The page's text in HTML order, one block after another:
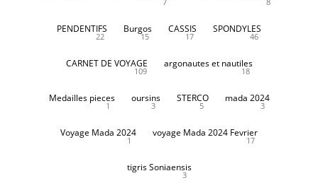
PENDENTIFS
22
Burgos
15
CASSIS
17
SPONDYLES
46
CARNET DE VOYAGE
109
argonautes et nautiles
18
Medailles pieces
1
oursins
3
STERCO
5
mada 2024
3
Voyage Mada 2024
1
voyage Mada 2024 Fevrier
17
tigris Soniaensis
3